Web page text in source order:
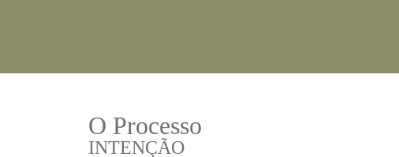
O Processo
INTENÇÃO